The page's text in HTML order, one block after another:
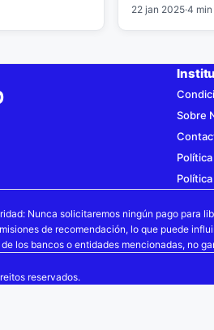
22 jan 2025·4 min
Sobre
Nunca solicitaremos ningún pago para
de recomendación, lo que puede
los bancos o entidades mencionadas, no
reservados.